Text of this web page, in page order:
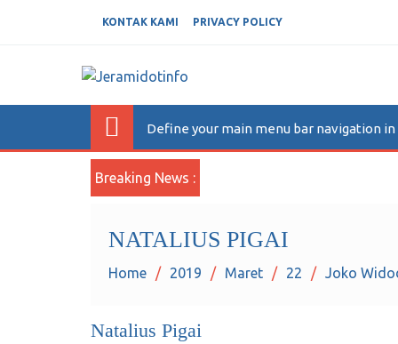
KONTAK KAMI PRIVACY POLICY
Define your main menu bar navigation in
Breaking News :
NATALIUS PIGAI
Home 2019 Maret 22 Joko
Natalius Pigai